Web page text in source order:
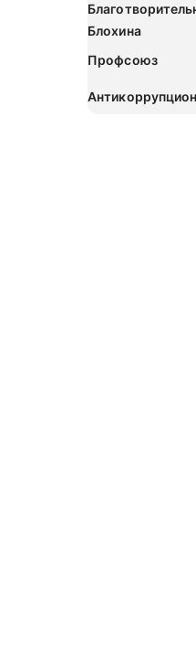
Блохина
Профсоюз